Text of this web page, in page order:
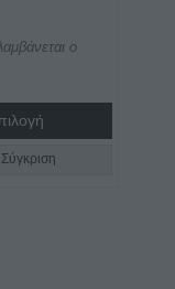
ο
Σύγκριση